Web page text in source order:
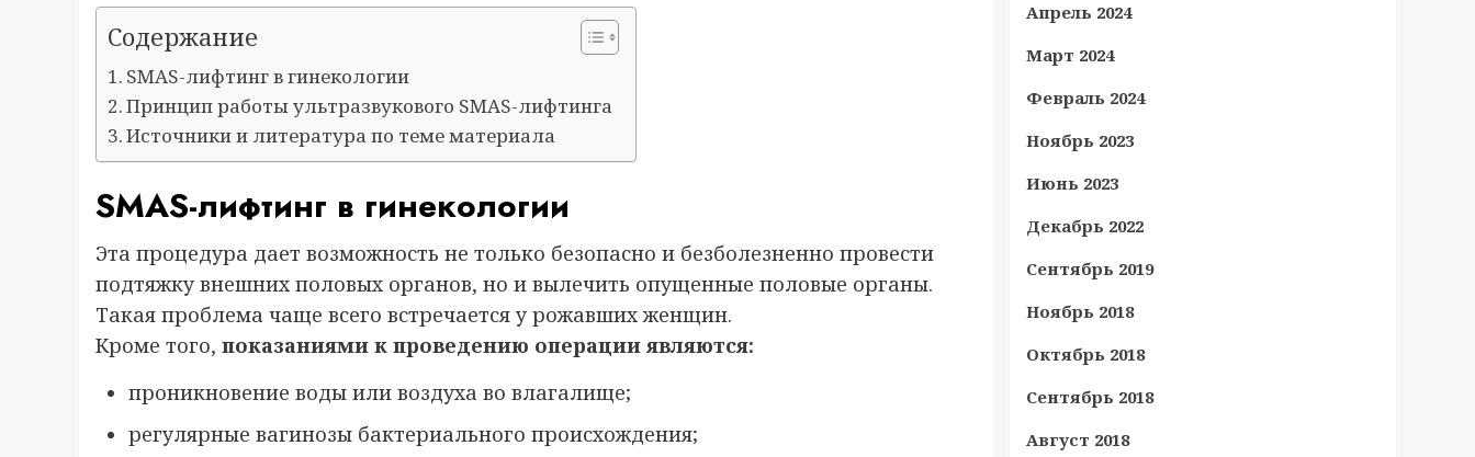
Содержание
SMAS-лифтинг в гинекологии
Принцип работы ультразвукового SMAS-лифтинга
Источники и литература по теме материала
SMAS-лифтинг в гинекологии
Эта процедура дает возможность не только безопасно и безболезненно провести
подтяжку внешних половых органов, но и вылечить опущенные половые органы.
Такая проблема чаще всего встречается у рожавших женщин.
Кроме того, показаниями к проведению операции являются:
проникновение воды или воздуха во влагалище;
регулярные вагинозы бактериального происхождения;
Апрель 2024
Март 2024
Февраль 2024
Ноябрь 2023
Июнь 2023
Декабрь 2022
Сентябрь 2019
Ноябрь 2018
Октябрь 2018
Сентябрь 2018
Август 2018